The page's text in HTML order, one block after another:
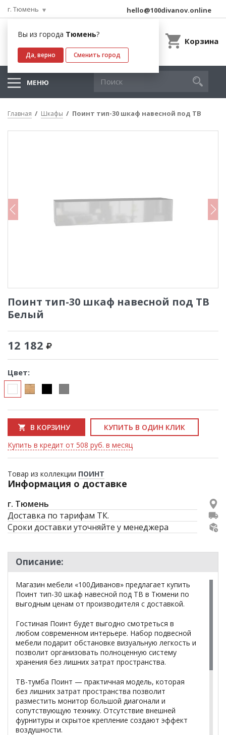
г. Тюмень
Вы из города Тюмень?
Да, верно Сменить город
hello@100divanov.online
Корзина
МЕНЮ
Главная Шкафы Поинт тип-30 шкаф навесной под ТВ
Поинт тип-30 шкаф навесной под ТВ
Белый
12 182
Цвет:
В КОРЗИНУ
КУПИТЬ В ОДИН КЛИК
Купить в кредит от 508 руб. в месяц
Товар из коллекции ПОИНТ
Информация о доставке
г. Тюмень
Доставка по тарифам ТК.
Сроки доставки уточняйте у менеджера
Описание:
Магазин мебели «100Диванов» предлагает купить
Поинт тип-30 шкаф навесной под ТВ в Тюмени по
выгодным ценам от производителя с доставкой.
Гостиная Поинт будет выгодно смотреться в
любом современном интерьере. Набор подвесной
мебели подарит обстановке визуальную легкость и
позволит организовать полноценную систему
хранения без лишних затрат пространства.
ТВ-тумба Поинт — практичная модель, которая
без лишних затрат пространства позволит
разместить монитор большой диагонали и
сопутствующую технику. Отсутствие внешней
фурнитуры и скрытое крепление создают эффект
воздушности.